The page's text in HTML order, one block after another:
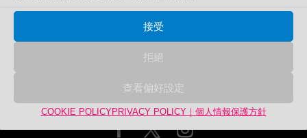
接受
拒絕
查看偏好設定
COOKIE POLICYPRIVACY POLICY｜個人情報保護方針
關
搜尋
商品カテゴリー